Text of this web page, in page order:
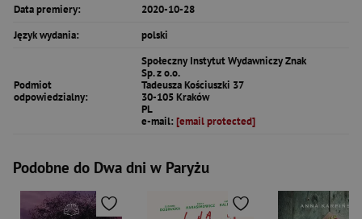
Data premiery:
2020-10-28
Język wydania:
polski
Podmiot
odpowiedzialny:
Społeczny Instytut Wydawniczy Znak
Sp. z o.o.
Tadeusza Kościuszki 37
30-105 Kraków
PL
e-mail: [email protected]
Podobne do Dwa dni w Paryżu